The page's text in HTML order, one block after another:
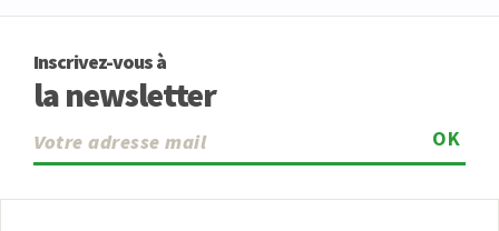
Inscrivez-vous à
la newsletter
OK